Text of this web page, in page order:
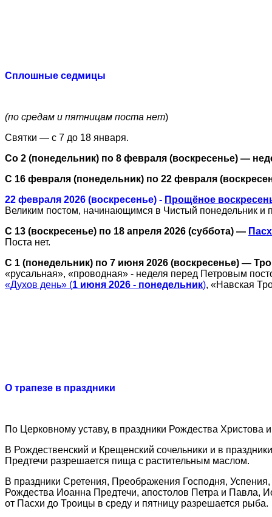
Сплошные седмицы
(по средам и пятницам поста нет)
Святки — с 7 до 18 января.
Со 2 (понедельник) по 8 февраля (воскресенье) —
С 16 февраля (понедельник) по 22 февраля
22 февраля 2026 (воскресенье) - Прощёное
Великим постом, начинающимся в Чистый понедельник
С 13 (воскресенье) по 18 апреля 2026 (суббота) —
Поста нет.
С 1 (понедельник) по 7 июня 2026 (воскресенье) —
«русальная», «проводная» - неделя перед Петровым
«Духов день» (1 июня 2026 - понедельник), «Навская
О трапезе в праздники
По Церковному уставу, в праздники Рождества Христова
В Рождественский и Крещенский сочельники и в
Предтечи разрешается пища с растительным маслом.
В праздники Сретения, Преображения Господня,
Рождества Иоанна Предтечи, апостолов Петра и Павла,
от Пасхи до Троицы в среду и пятницу разрешается рыба.